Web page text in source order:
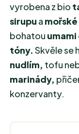
vyrobena z bio
sirupu a
bohatou
tóny. Skvěle se
nudlím, tofu
marinády,
konzervanty.